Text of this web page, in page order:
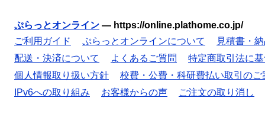
ぷらっとオンライン — https://online.plathome.co.jp/
ご利用ガイド
ぷらっとオンラインについて
見積書・
配送・決済について
よくあるご質問
特定商取引法に
個人情報取り扱い方針
校費・公費・科研費払い取引のご
IPv6への取り組み
お客様からの声 ご注文の取り消し